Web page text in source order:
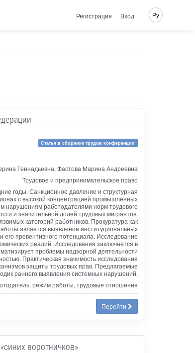
Регистрация Вход Ру
Статья в сборнике трудов конференции
Геннадьевна, Фастова Марина Андреевна
Трудовое и предпринимательское право
годы. Санкционное давление и структурная
с высокой концентрацией промышленных
нарушениям работодателями норм трудового
и значительной долей трудовых мигрантов.
категорий работников. Прокуратура как
является выявление институциональных
его превентивного потенциала. Исследование
реалий. Исследования заключается в
проблемы надзорной деятельности
Практическая значимость исследования
защиты трудовых прав. Предлагаемые
раннего выявления системных нарушений.
режим работы, трудовые отношения
Перейти
воротничков»